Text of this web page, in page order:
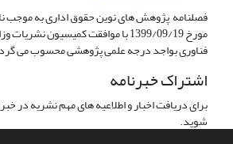
مورخ 1399/09/19 با موافقت کمیسیون
فناوری بواجد درجه علمی پژوهشی محسوب می
اشتراک خبرنامه
برای دریافت اخبار و اطلاعیه های مهم نشریه در
شوید.